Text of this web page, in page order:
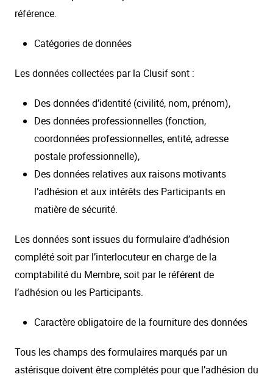
référence.
Catégories de données
Les données collectées par la Clusif sont :
Des données d’identité (civilité, nom, prénom),
Des données professionnelles (fonction,
coordonnées professionnelles, entité, adresse
postale professionnelle),
Des données relatives aux raisons motivants
l’adhésion et aux intérêts des Participants en
matière de sécurité.
Les données sont issues du formulaire d’adhésion
complété soit par l’interlocuteur en charge de la
comptabilité du Membre, soit par le référent de
l’adhésion ou les Participants.
Caractère obligatoire de la fourniture des données
Tous les champs des formulaires marqués par un
astérisque doivent être complétés pour que l’adhésion du